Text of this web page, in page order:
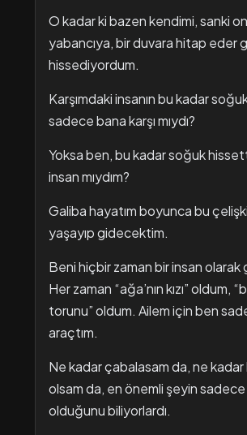
O kadar ki bazen kendimi, sanki
yabancıya, bir duvara hitap eder
hissediyordum.
Karşımdaki insanın bu kadar
sadece bana karşı mıydı?
Yoksa ben, bu kadar soğuk
insan mıydım?
Galiba hayatım boyunca bu
yaşayıp gidecektim.
Beni hiçbir zaman bir insan olarak
Her zaman “ağa’nın kızı” oldum,
torunu” oldum. Ailem için ben
araçtım.
Ne kadar çabalasam da, ne kadar
olsam da, en önemli şeyin sadece
olduğunu biliyorlardı.